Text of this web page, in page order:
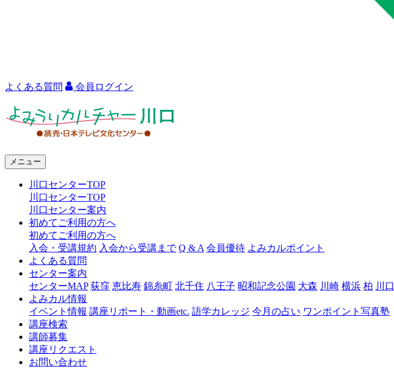
よくある質問 会員ログイン
ャ
川
口
メニュー
川口センターTOP
川口センターTOP
川口センター案内
初めてご利用の方へ
初めてご利用の方へ
入会・受講規約 入会から受講まで Q & A 会員優待 よみカルポイント
よくある質問
センター案内
センターMAP 荻窪 恵比寿 錦糸町 北千住 八王子 昭和記念公園 大森 川崎 横浜 柏 川口
よみカル情報
イベント情報 講座リポート・動画etc. 語学カレッジ 今月の占い ワンポイント写真塾
講座検索
講師募集
講座リクエスト
お問い合わせ